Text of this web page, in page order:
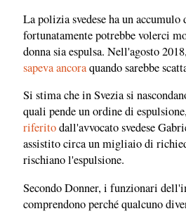
La polizia svedese ha un
fortunatamente potrebbe volerci
donna sia espulsa. Nell'agosto
sapeva ancoraquando sarebbe
Si stima che in Svezia si
quali pende un ordine di
riferitodall'avvocato svedese
assistito circa un migliaio di
rischiano l'espulsione.
Secondo Donner, i funzionari
comprendono perché qualcuno